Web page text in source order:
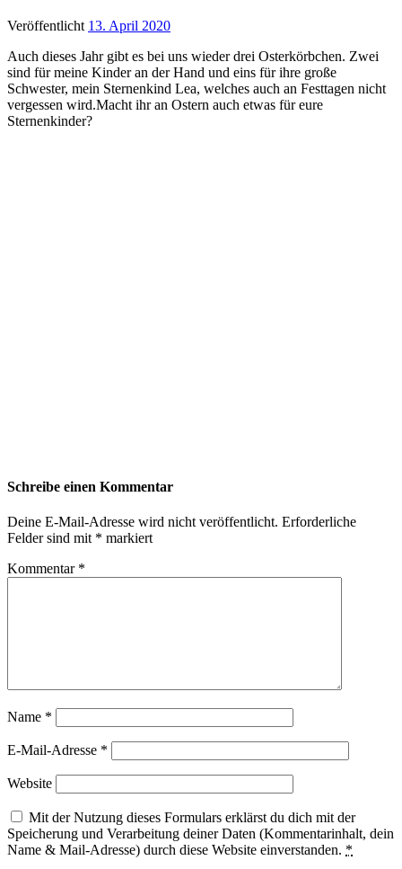
Veröffentlicht 13. April 2020
Auch dieses Jahr gibt es bei uns wieder drei Osterkörbchen. Zwei
sind für meine Kinder an der Hand und eins für ihre große
Schwester, mein Sternenkind Lea, welches auch an Festtagen nicht
vergessen wird.Macht ihr an Ostern auch etwas für eure
Sternenkinder?
Schreibe einen Kommentar
Deine E-Mail-Adresse wird nicht veröffentlicht. Erforderliche
Felder sind mit * markiert
Kommentar *
Name *
E-Mail-Adresse *
Website
Mit der Nutzung dieses Formulars erklärst du dich mit der
Speicherung und Verarbeitung deiner Daten (Kommentarinhalt, dein
Name & Mail-Adresse) durch diese Website einverstanden. *